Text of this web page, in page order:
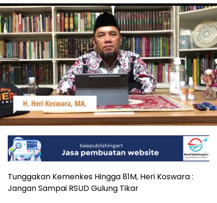
Tunggakan Kemenkes Hingga 81M, Heri Koswara :
Jangan Sampai RSUD Gulung Tikar